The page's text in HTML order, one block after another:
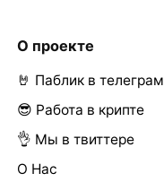
О проекте
🤘 Паблик в телеграм
😎 Работа в крипте
👌 Мы в твиттере
О Нас